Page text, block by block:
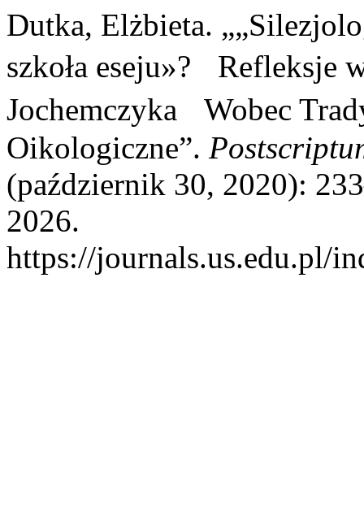
Dutka, Elżbieta.
szkoła eseju»? Refleksje
Jochemczyka Wobec
Oikologiczne”.
(październik 30, 2020):
2026.
https://journals.us.edu.pl/